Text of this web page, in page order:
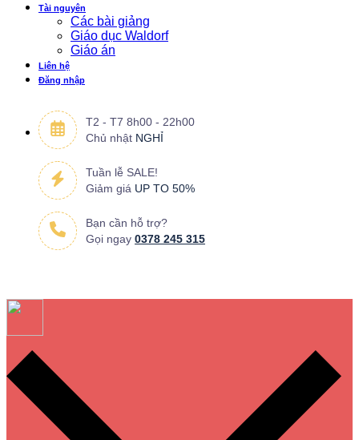
Tài nguyên
Các bài giảng
Giáo dục Waldorf
Giáo án
Liên hệ
Đăng nhập
T2 - T7 8h00 - 22h00
Chủ nhật NGHỈ
Tuần lễ SALE!
Giảm giá UP TO 50%
Bạn cần hỗ trợ?
Gọi ngay 0378 245 315